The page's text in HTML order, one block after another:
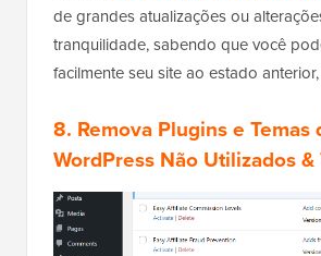
de grandes atualizações ou
tranquilidade, sabendo que você
facilmente seu site ao estado
8. Remova Plugins e Temas
WordPress Não Utilizados &